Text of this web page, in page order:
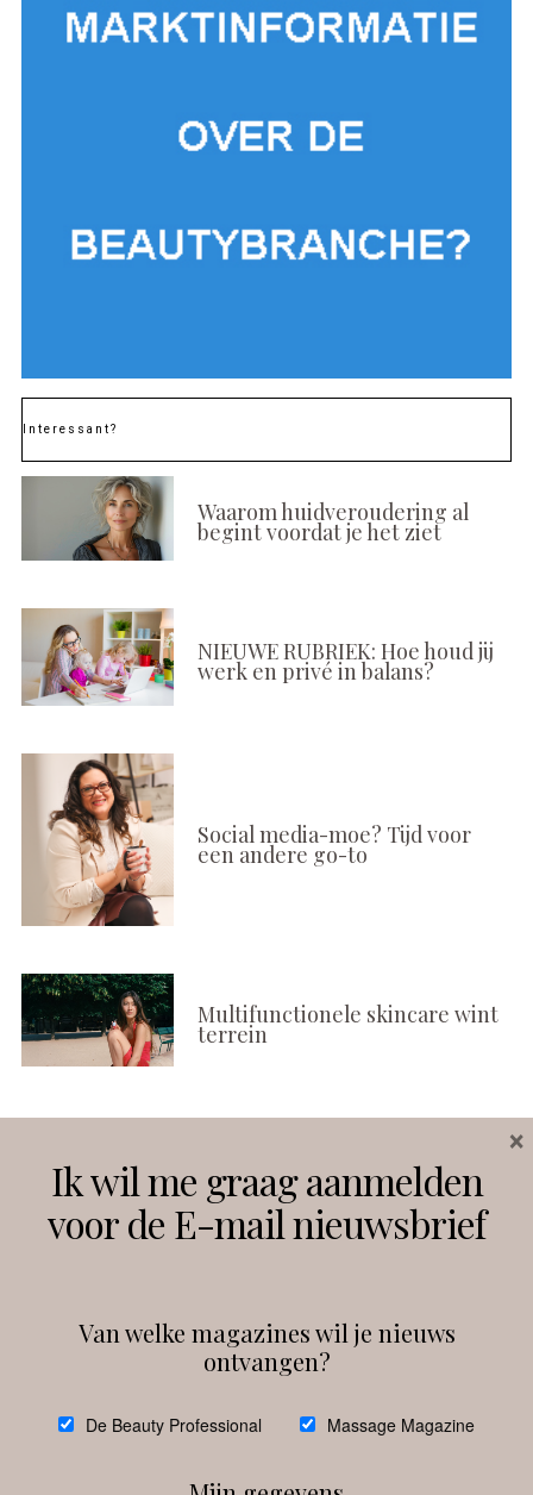
Interessant?
Waarom huidveroudering al
begint voordat je het ziet
NIEUWE RUBRIEK: Hoe houd jij
werk en privé in balans?
Social media-moe? Tijd voor
een andere go-to
Multifunctionele skincare wint
terrein
Instagram Facebook
debeautyprofessional
Ik wil me graag aanmelden
voor de E-mail nieuwsbrief
Van welke magazines wil je nieuws
ontvangen?
De Beauty Professional Massage Magazine
×